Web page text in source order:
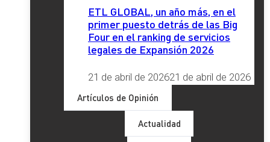
ETL GLOBAL, un año más, en el
primer puesto detrás de las Big
Four en el ranking de servicios
legales de Expansión 2026
21 de abril de 202621 de abril de 2026
Artículos de Opinión
Actualidad